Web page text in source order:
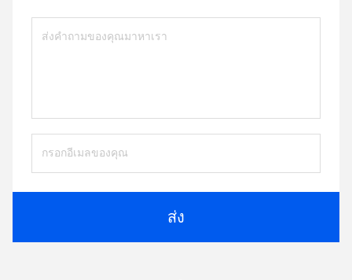
ส่ง